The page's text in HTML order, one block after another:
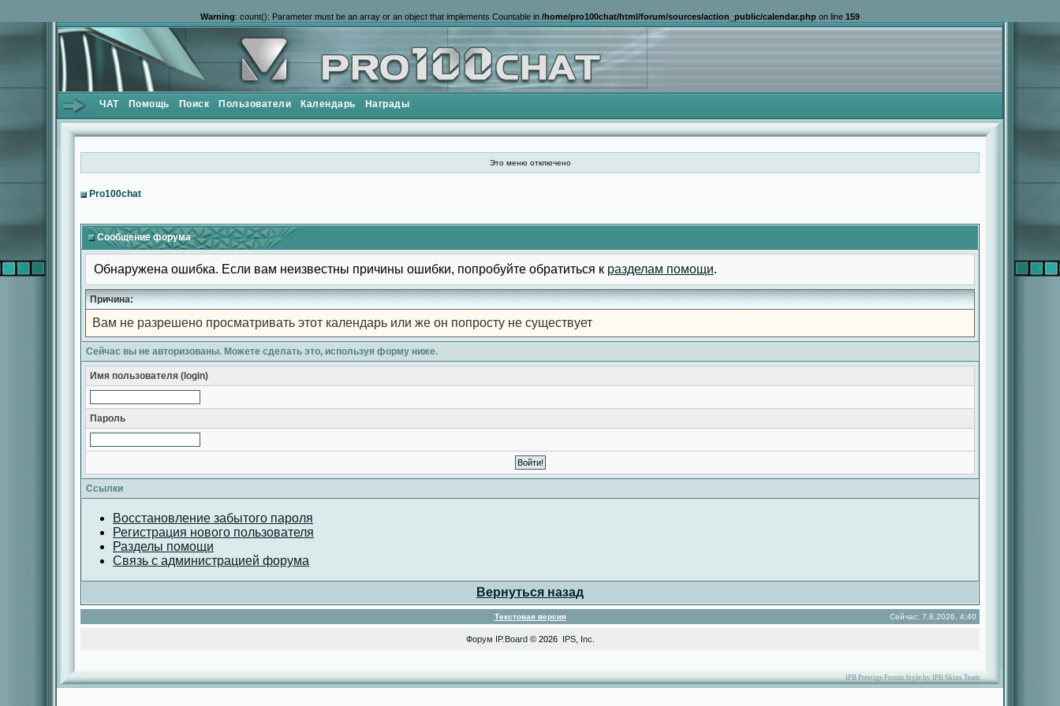
Warning: count(): Parameter must be an array or an object that implements Countable in/home/pro100chat/html/forum/sources/action_public/calendar.phpon line159
ЧАТ Помощь Поиск Пользователи Календарь Награды
Это меню отключено
Pro100chat
Сообщение форума
Обнаружена ошибка. Если вам неизвестны причины ошибки, попробуйте обратиться к разделам помощи.
Причина:
Вам не разрешено просматривать этот календарь или же он попросту не существует
Сейчас вы не авторизованы. Можете сделать это, используя форму ниже.
Имя пользователя (login)
Пароль
Ссылки
Восстановление забытого пароля
Регистрация нового пользователя
Разделы помощи
Связь с администрацией форума
Вернуться назад
Текстовая версия Сейчас: 7.8.2026, 4:40
Форум IP.Board© 2026 IPS, Inc
IPB Prestige Forum Style by IPB Skins Team